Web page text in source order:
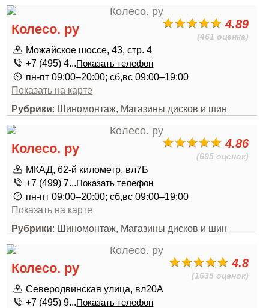
4.89
(461 оценка)
Колесо. ру
Можайское шоссе, 43, стр. 4
+7 (495) 4...Показать телефон
пн-пт 09:00–20:00; сб,вс 09:00–19:00
Показать на карте
Рубрики: Шиномонтаж, Магазины дисков и шин
4.86
(695 оценок)
Колесо. ру
МКАД, 62-й километр, вл7Б
+7 (499) 7...Показать телефон
пн-пт 09:00–20:00; сб,вс 09:00–19:00
Показать на карте
Рубрики: Шиномонтаж, Магазины дисков и шин
4.8
(1635 оценок)
Колесо. ру
Северодвинская улица, вл20А
+7 (495) 9...Показать телефон